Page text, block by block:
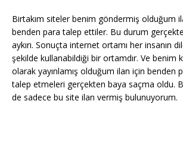
Birtakım siteler benim göndermiş olduğum
benden para talep ettiler. Bu durum
aykırı. Sonuçta internet ortamı her insanın
şekilde kullanabildiği bir ortamdır. Ve benim
olarak yayınlamış olduğum ilan için benden
talep etmeleri gerçekten baya saçma oldu.
de sadece bu site ilan vermiş bulunuyorum.